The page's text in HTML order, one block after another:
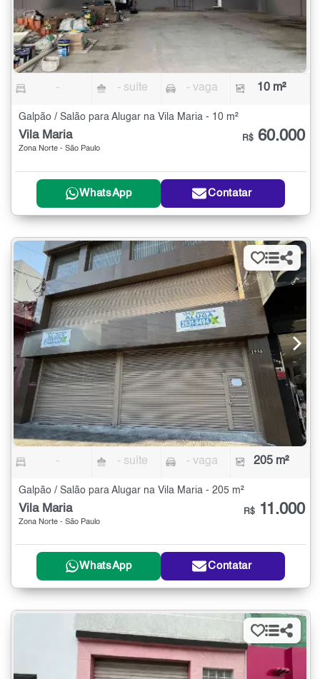
- - suíte - vaga 10 m²
Galpão / Salão para Alugar na Vila Maria - 10 m²
Vila Maria
Zona Norte - São Paulo
R$ 60.000
WhatsApp Contatar
- - suíte - vaga 205 m²
Galpão / Salão para Alugar na Vila Maria - 205 m²
Vila Maria
Zona Norte - São Paulo
R$ 11.000
WhatsApp Contatar